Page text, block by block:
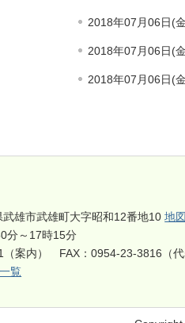
2018年07月06日(
2018年07月06日(
2018年07月06日(
雄市武雄町大字昭和12番地10地図
分～17時15分
案内） FAX：0954-23-3816（代
覧